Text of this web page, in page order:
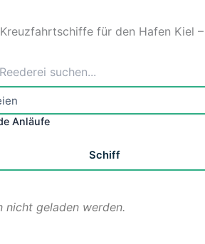
für den Hafen Kiel
Anläufe
Schiff
nicht geladen werden.